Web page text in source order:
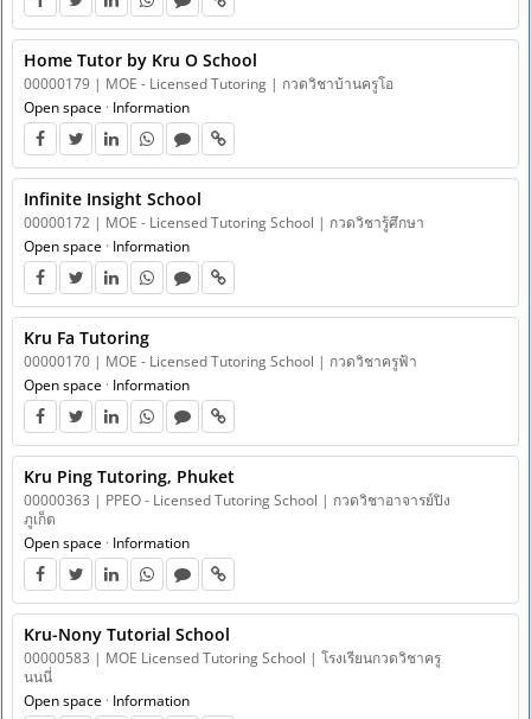
Home Tutor by Kru O School
00000179 | MOE - Licensed Tutoring | กวดวิชาบ้านครูโอ
Open space · Information
Infinite Insight School
00000172 | MOE - Licensed Tutoring School | กวดวิชารู้ศึกษา
Open space · Information
Kru Fa Tutoring
00000170 | MOE - Licensed Tutoring School | กวดวิชาครูฟ้า
Open space · Information
Kru Ping Tutoring, Phuket
00000363 | PPEO - Licensed Tutoring School | กวดวิชาอาจารย์ปิง
ภูเก็ต
Open space · Information
Kru-Nony Tutorial School
00000583 | MOE Licensed Tutoring School | โรงเรียนกวดวิชาครู
นนนี่
Open space · Information